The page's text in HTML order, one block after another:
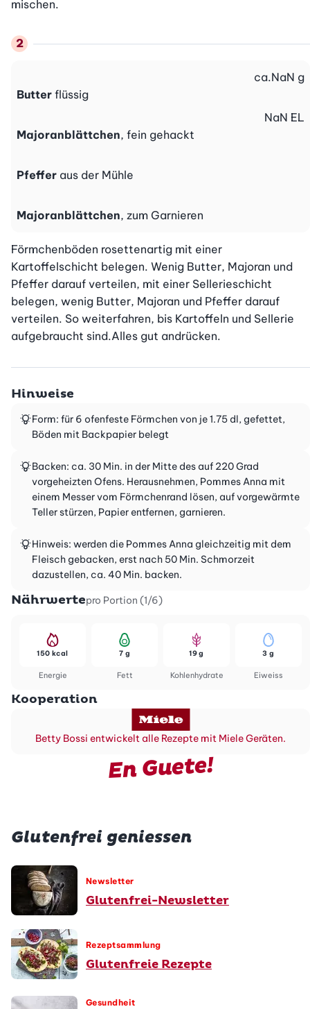
mischen.
Butter flüssig
ca.NaN g
Majoranblättchen, fein gehackt
NaN EL
Pfeffer aus der Mühle
Majoranblättchen, zum Garnieren
Förmchenböden rosettenartig mit einer
Kartoffelschicht belegen. Wenig Butter, Majoran und
Pfeffer darauf verteilen, mit einer Sellerieschicht
belegen, wenig Butter, Majoran und Pfeffer darauf
verteilen. So weiterfahren, bis Kartoffeln und Sellerie
aufgebraucht sind.Alles gut andrücken.
Hinweise
Form: für 6 ofenfeste Förmchen von je 1.75 dl, gefettet,
Böden mit Backpapier belegt
Backen: ca. 30 Min. in der Mitte des auf 220 Grad
vorgeheizten Ofens. Herausnehmen, Pommes Anna mit
einem Messer vom Förmchenrand lösen, auf vorgewärmte
Teller stürzen, Papier entfernen, garnieren.
Hinweis: werden die Pommes Anna gleichzeitig mit dem
Fleisch gebacken, erst nach 50 Min. Schmorzeit
dazustellen, ca. 40 Min. backen.
Nährwertepro Portion (1/6)
Energie
150 kcal
Fett
7 g
Kohlenhydrate
19 g
Eiweiss
3 g
Kooperation
Betty Bossi entwickelt alle Rezepte mit Miele Geräten.
En Guete!
Glutenfrei geniessen
Newsletter
Glutenfrei-Newsletter
Rezeptsammlung
Glutenfreie Rezepte
Gesundheit